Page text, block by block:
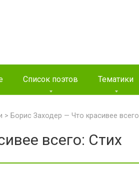
Список поэтов Тематики
> Борис Заходер — Что красивее всего
всего: Стих